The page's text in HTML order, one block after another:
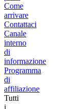
Come
arrivare
Contattaci
Canale
interno
di
informazione
Programma
di
affiliazione
Tutti